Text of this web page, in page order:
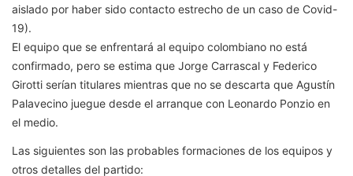
aislado por haber sido contacto estrecho de un caso de Covid-
19).
El equipo que se enfrentará al equipo colombiano no está
confirmado, pero se estima que Jorge Carrascal y Federico
Girotti serían titulares mientras que no se descarta que Agustín
Palavecino juegue desde el arranque con Leonardo Ponzio en
el medio.
Las siguientes son las probables formaciones de los equipos y
otros detalles del partido: